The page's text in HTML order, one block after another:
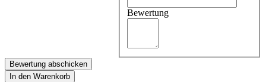
Bewertung
Bewertung abschicken
In den Warenkorb